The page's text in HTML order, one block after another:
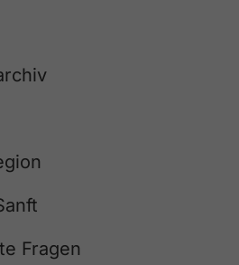
Fragen